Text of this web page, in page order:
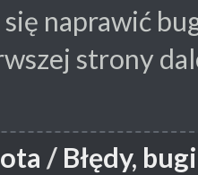
się naprawić
strony
/ Błędy, bugi